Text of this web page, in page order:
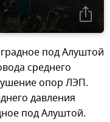
под Алуштой
среднего
опор ЛЭП.
давления
под Алуштой.